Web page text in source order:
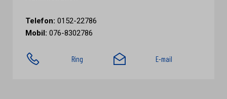
Telefon: 0152-22786
Mobil: 076-8302786
Ring E-mail